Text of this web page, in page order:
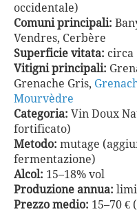
occidentale)
Comuni principali:
Vendres, Cerbère
Superficie vitata: circa
Vitigni principali:
Grenache Gris,
Mourvèdre
Categoria: Vin Doux
fortificato)
Metodo: mutage
fermentazione)
Alcol: 15–18% vol
Produzione annua:
Prezzo medio: 15–70